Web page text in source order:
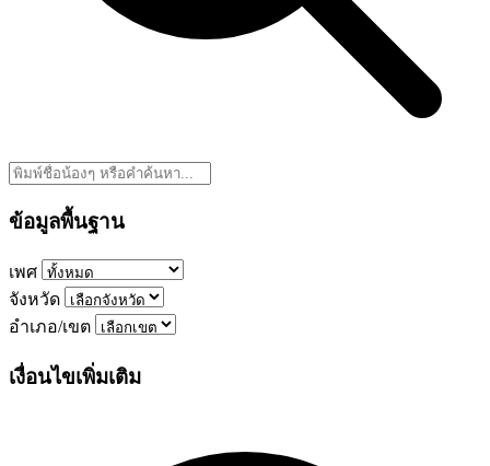
ข้อมูลพื้นฐาน
เพศ
จังหวัด
อำเภอ/เขต
เงื่อนไขเพิ่มเติม